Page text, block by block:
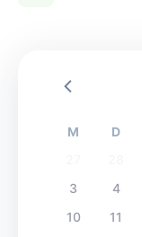
M D
3
4
10
11